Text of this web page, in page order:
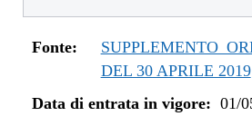
dal 02/07/2020 al 25/02/2021
dal 01/01/2020 al 01/07/2020
dal 07/11/2019 al 31/12/2019
dal 01/05/2019 al 10/07/2019
Fonte:
SUPPLEMENTO
DEL 30 APRILE 2019
Data di entrata in vigore: 01/